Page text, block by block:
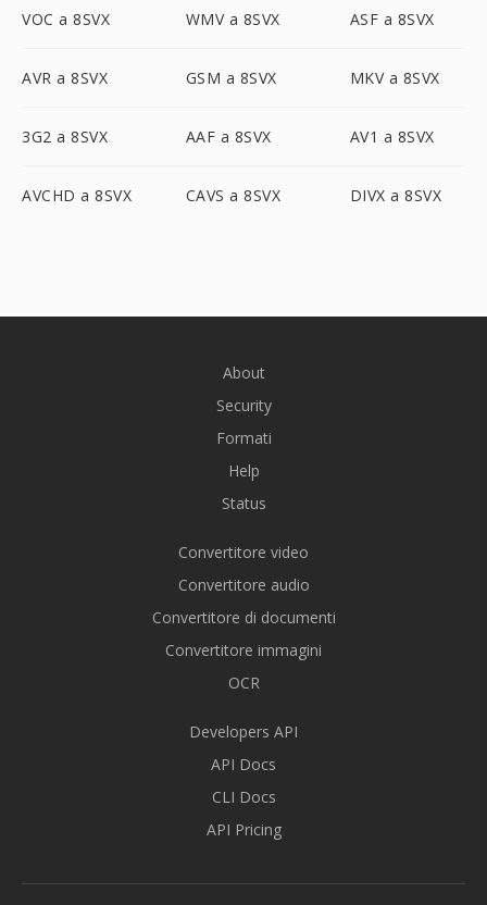
VOC a 8SVX WMV a 8SVX ASF a 8SVX
AVR a 8SVX GSM a 8SVX MKV a 8SVX
3G2 a 8SVX AAF a 8SVX AV1 a 8SVX
AVCHD a 8SVX CAVS a 8SVX DIVX a 8SVX
About
Security
Formati
Help
Status
Convertitore video
Convertitore audio
Convertitore di documenti
Convertitore immagini
OCR
Developers API
API Docs
CLI Docs
API Pricing